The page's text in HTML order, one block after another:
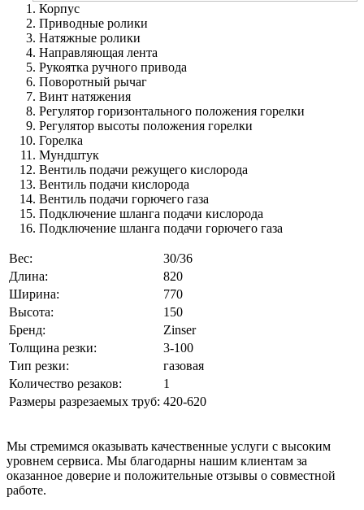
Корпус
Приводные ролики
Натяжные ролики
Направляющая лента
Рукоятка ручного привода
Поворотный рычаг
Винт натяжения
Регулятор горизонтального положения горелки
Регулятор высоты положения горелки
Горелка
Мундштук
Вентиль подачи режущего кислорода
Вентиль подачи кислорода
Вентиль подачи горючего газа
Подключение шланга подачи кислорода
Подключение шланга подачи горючего газа
Вес:
30/36
Длина:
820
Ширина:
770
Высота:
150
Бренд:
Zinser
Толщина резки:
3-100
Тип резки:
газовая
Количество резаков:
1
Размеры разрезаемых труб: 420-620
Мы стремимся оказывать качественные услуги с высоким
уровнем сервиса. Мы благодарны нашим клиентам за
оказанное доверие и положительные отзывы о совместной
работе.